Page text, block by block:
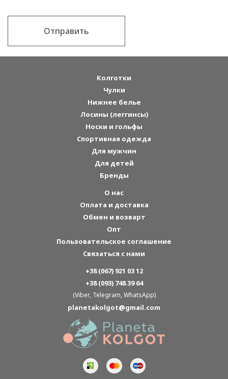
Отправить
Колготки
Чулки
Нижнее белье
Лосины (леггинсы)
Носки и гольфы
Спортивная одежда
Для мужчин
Для детей
Бренды
О нас
Оплата и доставка
Обмен и возварт
Опт
Пользовательское соглашение
Связаться с нами
+38 (067) 921 03 12
+38 (093) 748 39 64
(Viber, Telegram, WhatsApp)
planetakolgot@gmail.com